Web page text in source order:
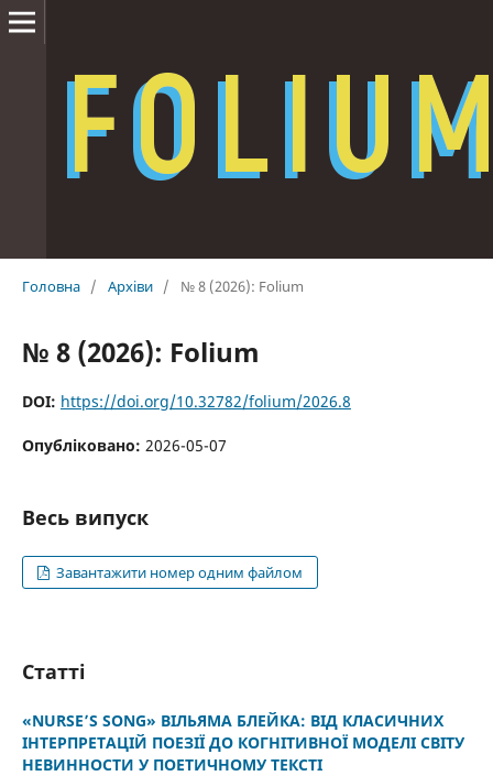
Головна / Архіви / № 8 (2026): Folium
№ 8 (2026): Folium
DOI: https://doi.org/10.32782/folium/2026.8
Опубліковано: 2026-05-07
Весь випуск
Завантажити номер одним файлом
Статті
«NURSE’S SONG» ВІЛЬЯМА БЛЕЙКА: ВІД КЛАСИЧНИХ
ІНТЕРПРЕТАЦІЙ ПОЕЗІЇ ДО КОГНІТИВНОЇ МОДЕЛІ СВІТУ
НЕВИННОСТИ У ПОЕТИЧНОМУ ТЕКСТІ